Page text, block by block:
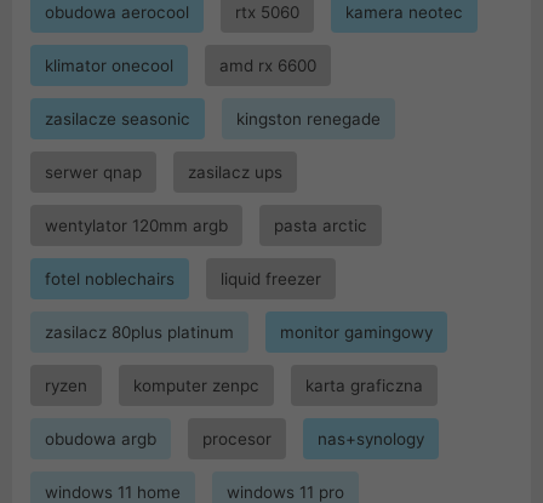
obudowa aerocool rtx 5060 kamera neotec
klimator onecool amd rx 6600
zasilacze seasonic kingston renegade
serwer qnap zasilacz ups
wentylator 120mm argb pasta arctic
fotel noblechairs liquid freezer
zasilacz 80plus platinum monitor gamingowy
ryzen komputer zenpc karta graficzna
obudowa argb procesor nas+synology
windows 11 home windows 11 pro